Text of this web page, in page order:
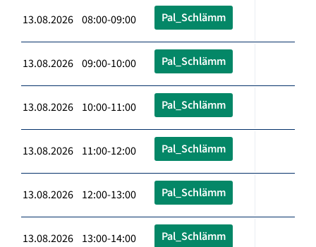
13.08.2026 08:00-09:00 Pal_Schlämm
13.08.2026 09:00-10:00 Pal_Schlämm
13.08.2026 10:00-11:00 Pal_Schlämm
13.08.2026 11:00-12:00 Pal_Schlämm
13.08.2026 12:00-13:00 Pal_Schlämm
13.08.2026 13:00-14:00 Pal_Schlämm